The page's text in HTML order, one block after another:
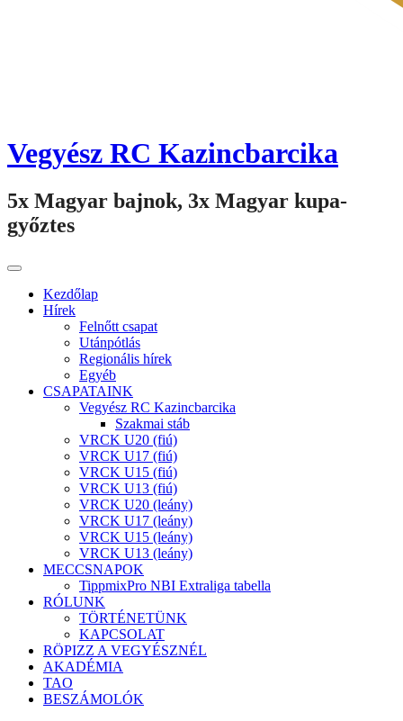
Vegyész RC Kazincbarcika
5x Magyar bajnok, 3x Magyar kupa-
győztes
Kezdőlap
Hírek
Felnőtt csapat
Utánpótlás
Regionális hírek
Egyéb
CSAPATAINK
Vegyész RC Kazincbarcika
Szakmai stáb
VRCK U20 (fiú)
VRCK U17 (fiú)
VRCK U15 (fiú)
VRCK U13 (fiú)
VRCK U20 (leány)
VRCK U17 (leány)
VRCK U15 (leány)
VRCK U13 (leány)
MECCSNAPOK
TippmixPro NBI Extraliga tabella
RÓLUNK
TÖRTÉNETÜNK
KAPCSOLAT
RÖPIZZ A VEGYÉSZNÉL
AKADÉMIA
TAO
BESZÁMOLÓK